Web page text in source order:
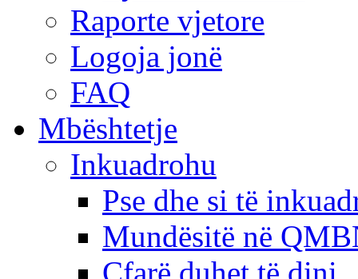
Raporte vjetore
Logoja jonë
FAQ
Mbështetje
Inkuadrohu
Pse dhe si të
Mundësitë në
Çfarë duhet të dini